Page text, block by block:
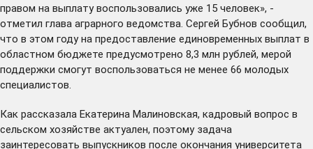
правом на выплату воспользовались уже 15 человек», -
отметил глава аграрного ведомства. Сергей Бубнов сообщил,
что в этом году на предоставление единовременных выплат в
областном бюджете предусмотрено 8,3 млн рублей, мерой
поддержки смогут воспользоваться не менее 66 молодых
специалистов.
Как рассказала Екатерина Малиновская, кадровый вопрос в
сельском хозяйстве актуален, поэтому задача
заинтересовать выпускников после окончания университета